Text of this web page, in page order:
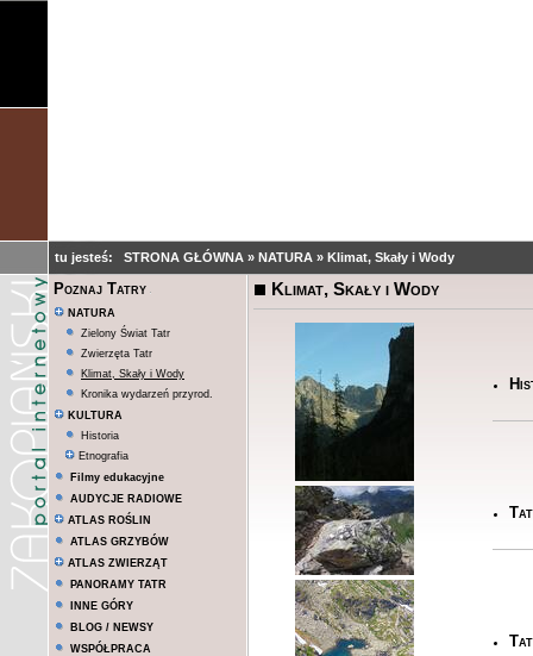
tu jesteś: STRONA GŁÓWNA » NATURA » Klimat, Skały i Wody
Poznaj Tatry
NATURA
Zielony Świat Tatr
Zwierzęta Tatr
Klimat, Skały i Wody
Kronika wydarzeń przyrod.
KULTURA
Historia
Etnografia
Filmy edukacyjne
AUDYCJE RADIOWE
ATLAS ROŚLIN
ATLAS GRZYBÓW
ATLAS ZWIERZĄT
PANORAMY TATR
INNE GÓRY
BLOG / NEWSY
WSPÓŁPRACA
Klimat, Skały i Wody